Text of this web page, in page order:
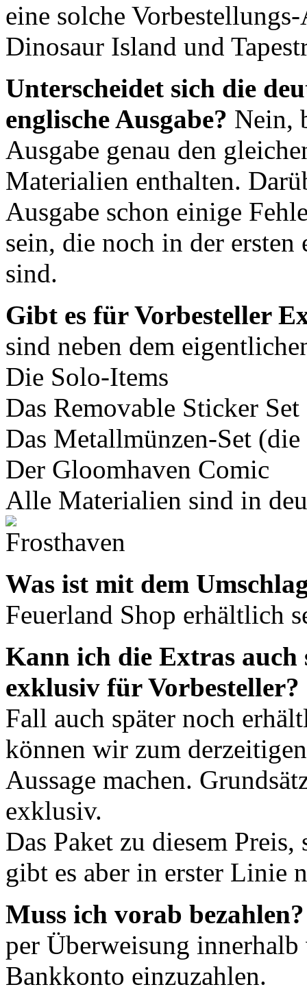
eine solche
Dinosaur Island und
Unterscheidet sich die
englische Ausgabe? Nein,
Ausgabe genau den
Materialien enthalten.
Ausgabe schon einige
sein, die noch in der ersten
sind.
Gibt es für Vorbesteller
sind neben dem
Die Solo-Items
Das Removable Sticker Set
Das Metallmünzen-Set
Der Gloomhaven Comic
Alle Materialien sind in
Was ist mit dem
Feuerland Shop erhältlich
Kann ich die Extras auch
exklusiv für Vorbesteller?
Fall auch später noch
können wir zum
Aussage machen.
exklusiv.
Das Paket zu diesem
gibt es aber in erster Linie
Muss ich vorab bezahlen?
per Überweisung
Bankkonto einzuzahlen.